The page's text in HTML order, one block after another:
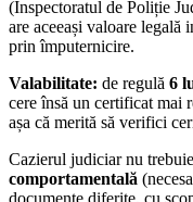
(Inspectoratul de Poliție
are aceeași valoare
prin împuternicire.
Valabilitate: de regulă 6
cere însă un certificat mai
așa că merită să verifici
Cazierul judiciar nu
comportamentală